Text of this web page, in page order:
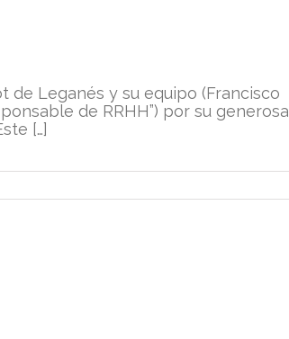
Leganés y su equipo (Francisco
de RRHH”) por su generosa
[…]